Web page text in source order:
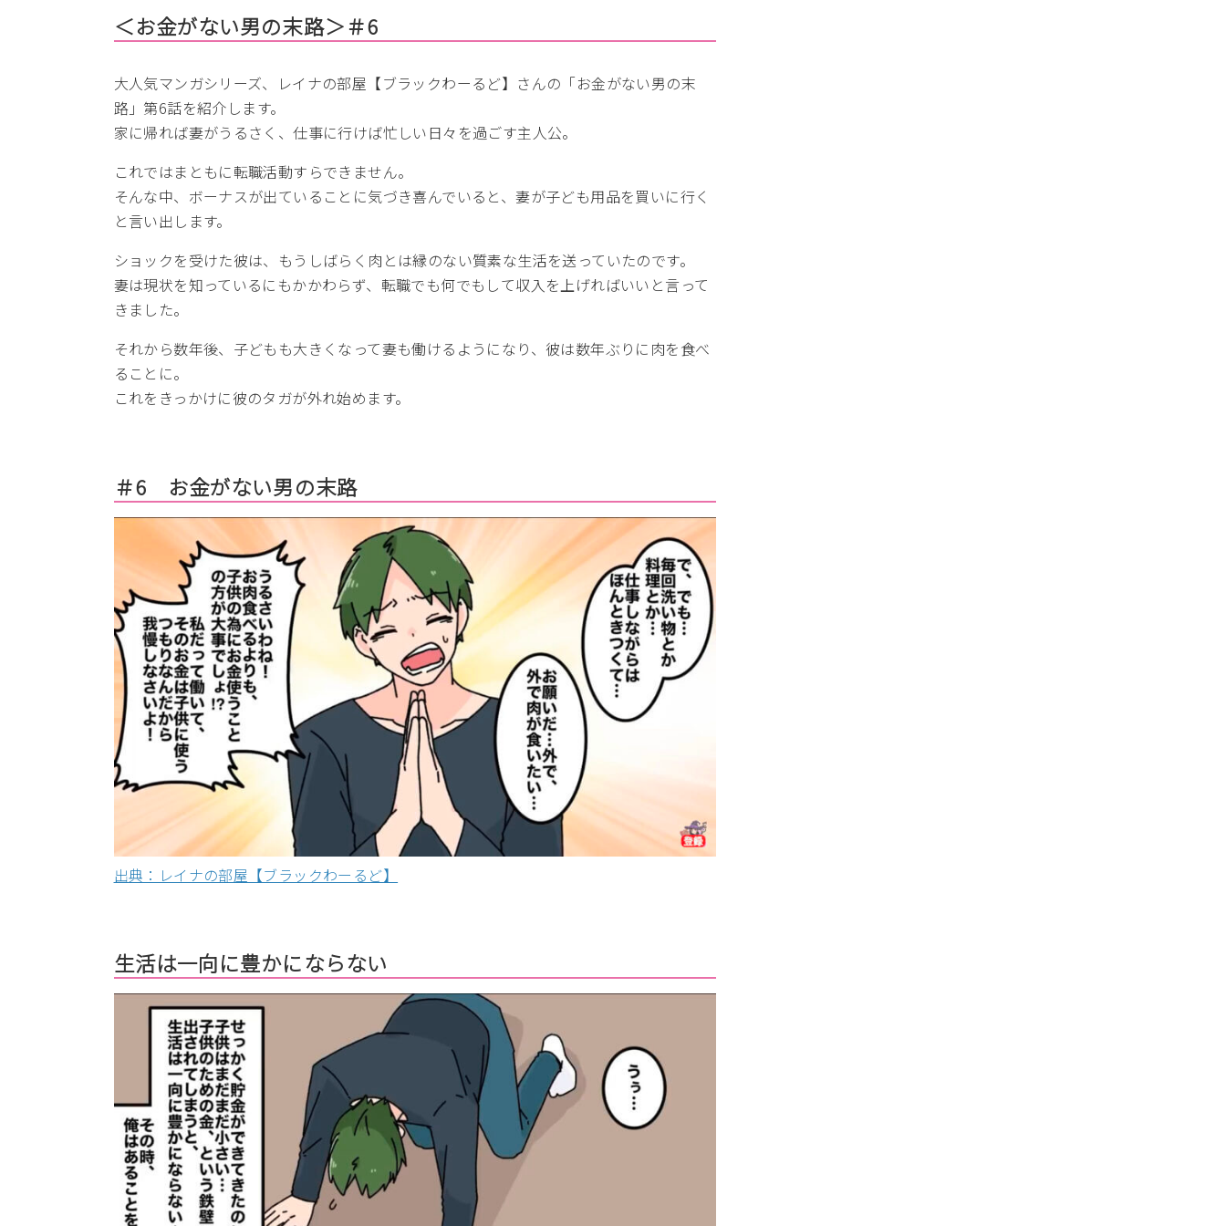
＜お金がない男の末路＞＃6
大人気マンガシリーズ、レイナの部屋【ブラックわーるど】さんの「お金がない男の末
路」第6話を紹介します。
家に帰れば妻がうるさく、仕事に行けば忙しい日々を過ごす主人公。
これではまともに転職活動すらできません。
そんな中、ボーナスが出ていることに気づき喜んでいると、妻が子ども用品を買いに行く
と言い出します。
ショックを受けた彼は、もうしばらく肉とは縁のない質素な生活を送っていたのです。
妻は現状を知っているにもかかわらず、転職でも何でもして収入を上げればいいと言って
きました。
それから数年後、子どもも大きくなって妻も働けるようになり、彼は数年ぶりに肉を食べ
ることに。
これをきっかけに彼のタガが外れ始めます。
＃6 お金がない男の末路
出典：レイナの部屋【ブラックわーるど】
生活は一向に豊かにならない